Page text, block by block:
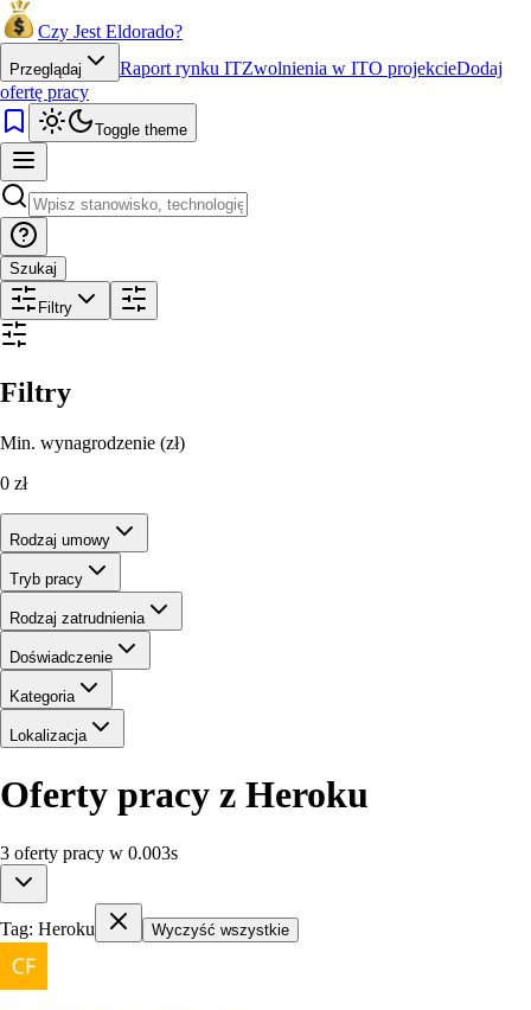
Czy Jest Eldorado?
Przeglądaj Raport rynku ITZwolnienia w ITO projekcieDodaj
ofertę pracy
Toggle theme
Szukaj
Filtry
Filtry
Min. wynagrodzenie (zł)
0 zł
Rodzaj umowy
Tryb pracy
Rodzaj zatrudnienia
Doświadczenie
Kategoria
Lokalizacja
Oferty pracy z Heroku
3 oferty pracy w 0.003s
Tag: Heroku Wyczyść wszystkie